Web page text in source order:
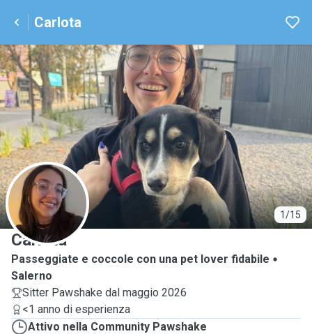
Carlota
1/15
C
Carlota
Passeggiate e coccole con una pet lover fidabile
Salerno
Sitter Pawshake dal maggio 2026
<1 anno di esperienza
Attivo nella Community Pawshake